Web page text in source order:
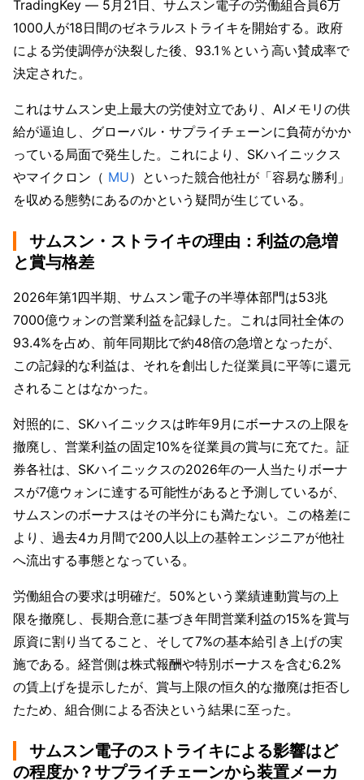
TradingKey ― 5月21日、サムスン電子の労働組合員6万
1000人が18日間のゼネラルストライキを開始する。政府
による労使調停が決裂した後、93.1％という高い賛成率で
決定された。
これはサムスン史上最大の労使対立であり、AIメモリの供
給が逼迫し、グローバル・サプライチェーンに負荷がかか
っている局面で発生した。これにより、SKハイニックス
やマイクロン（ MU）といった競合他社が「容易な勝利」
を収める態勢にあるのかという疑問が生じている。
サムスン・ストライキの理由：利益の急増
と賞与格差
2026年第1四半期、サムスン電子の半導体部門は53兆
7000億ウォンの営業利益を記録した。これは同社全体の
93.4%を占め、前年同期比で約48倍の急増となったが、
この記録的な利益は、それを創出した従業員に平等に還元
されることはなかった。
対照的に、SKハイニックスは昨年9月にボーナスの上限を
撤廃し、営業利益の固定10%を従業員の賞与に充てた。証
券各社は、SKハイニックスの2026年の一人当たりボーナ
スが7億ウォンに達する可能性があると予測しているが、
サムスンのボーナスはその半分にも満たない。この格差に
より、過去4カ月間で200人以上の基幹エンジニアが他社
へ流出する事態となっている。
労働組合の要求は明確だ。50%という業績連動賞与の上
限を撤廃し、長期合意に基づき年間営業利益の15%を賞与
原資に割り当てること、そして7%の基本給引き上げの実
施である。経営側は株式報酬や特別ボーナスを含む6.2%
の賃上げを提示したが、賞与上限の恒久的な撤廃は拒否し
たため、組合側による否決という結果に至った。
サムスン電子のストライキによる影響はど
の程度か？サプライチェーンから装置メーカ